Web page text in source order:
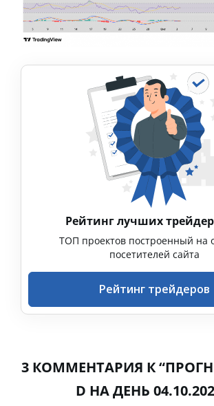
Рейтинг лучших
ТОП проектов построенный на
посетителей сайта
Рейтинг трейдеров
3 КОММЕНТАРИЯ К
D НА ДЕНЬ